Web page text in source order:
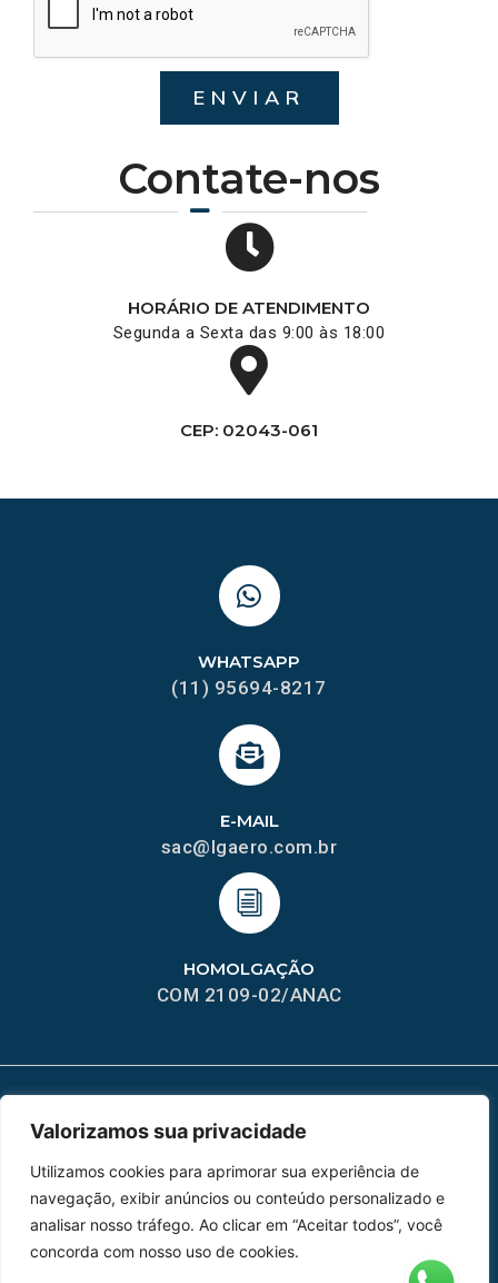
Valorizamos sua privacidade
Utilizamos cookies para aprimorar sua experiência de
navegação, exibir anúncios ou conteúdo personalizado e
analisar nosso tráfego. Ao clicar em “Aceitar todos”, você
concorda com nosso uso de cookies.
Contate-nos
HORÁRIO DE ATENDIMENTO
Segunda a Sexta das 9:00 às 18:00
CEP: 02043-061
ENVIAR
HOMOLGAÇÃO
COM 2109-02/ANAC
E-MAIL
sac@lgaero.com.br
WHATSAPP
(11) 95694-8217
MAPA DO SITE
Home Sobre Nós
Peças
Catálogo de Aplicações